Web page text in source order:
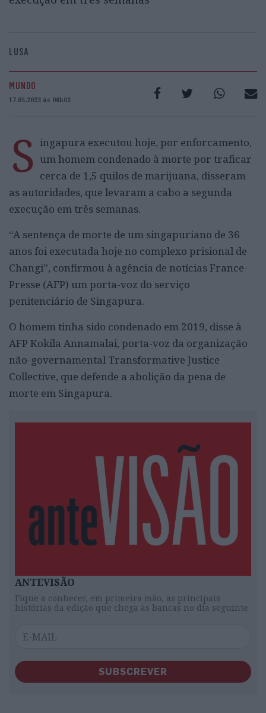
LUSA
MUNDO
17.05.2023 às 06h03
S ingapura executou hoje, por enforcamento,
um homem condenado à morte por traficar
cerca de 1,5 quilos de marijuana, disseram
as autoridades, que levaram a cabo a segunda
execução em três semanas.
“A sentença de morte de um singapuriano de 36
anos foi executada hoje no complexo prisional de
Changi”, confirmou à agência de notícias France-
Presse (AFP) um porta-voz do serviço
penitenciário de Singapura.
O homem tinha sido condenado em 2019, disse à
AFP Kokila Annamalai, porta-voz da organização
não-governamental Transformative Justice
Collective, que defende a abolição da pena de
morte em Singapura.
ANTEVISÃO
Fique a conhecer, em primeira mão, as principais
histórias da edição que chega às bancas no dia seguinte
SUBSCREVER